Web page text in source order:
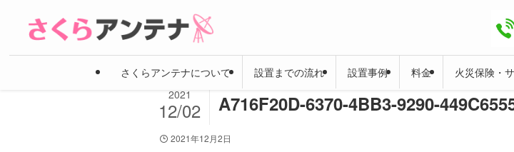
さくらアンテナについて 設置までの流れ 設置事例 料金 火災保険・
A716F20D-6370-4BB3-9290-
2021
12/02
2021年12月2日